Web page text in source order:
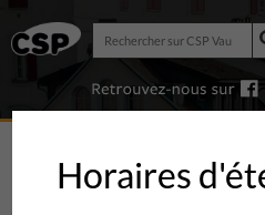
Rechercher
sur
CSP
Vaud
Horaires